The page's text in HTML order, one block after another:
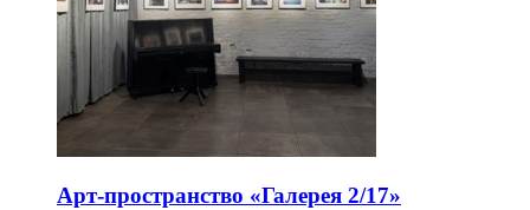
Арт-пространство «Галерея 2/17»